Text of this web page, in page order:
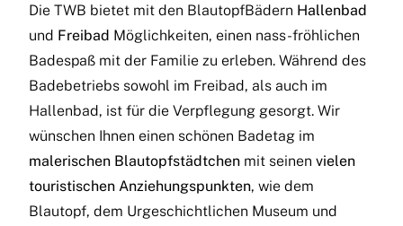
Die TWB bietet mit den BlautopfBädern Hallenbad
und Freibad Möglichkeiten, einen nass-fröhlichen
Badespaß mit der Familie zu erleben. Während des
Badebetriebs sowohl im Freibad, als auch im
Hallenbad, ist für die Verpflegung gesorgt. Wir
wünschen Ihnen einen schönen Badetag im
malerischen Blautopfstädtchen mit seinen vielen
touristischen Anziehungspunkten, wie dem
Blautopf, dem Urgeschichtlichen Museum und